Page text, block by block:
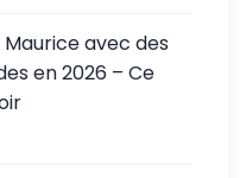
avec des
en 2026 – Ce